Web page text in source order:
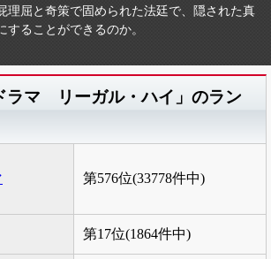
理屈と奇策で固められた法廷で、隠された真
することができるのか。
ラマ リーガル・ハイ」のラン
第576位(33778件中)
第17位(1864件中)